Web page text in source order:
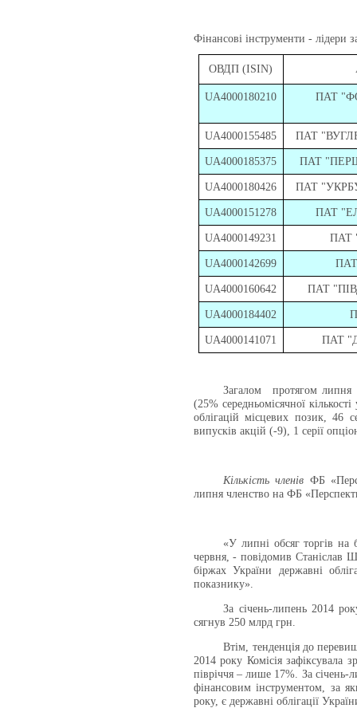
Фінансові інструменти - лідери
ОВДП (ISIN)
UA4000180210 ПАТ
UA4000155485 ПАТ
UA4000185375 ПАТ
UA4000180426 ПАТ
UA4000151278 ПАТ
UA4000149231 ПАТ
UA4000142699
UA4000160642 ПАТ
UA4000184402
UA4000141071 ПАТ
Загалом протягом
(25% середньомісячної
облігаціймісцевих позик, 46
випусків акцій (-9), 1 серії
Кількість членів ФБ
липня членство на ФБ
«У липні обсяг торгів
червня, - повідомив Станіслав
біржах України державні
показнику».
За січень-липень 2014
сягнув 250 млрд грн.
Втім, тенденція до
2014 року Комісія зафіксувала
півріччя – лише 17%. За
фінансовим інструментом, за
року, є державні облігації